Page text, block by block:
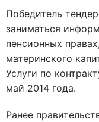
Победитель
заниматься
пенсионных
материнского
Услуги по
май 2014 года.
Ранее